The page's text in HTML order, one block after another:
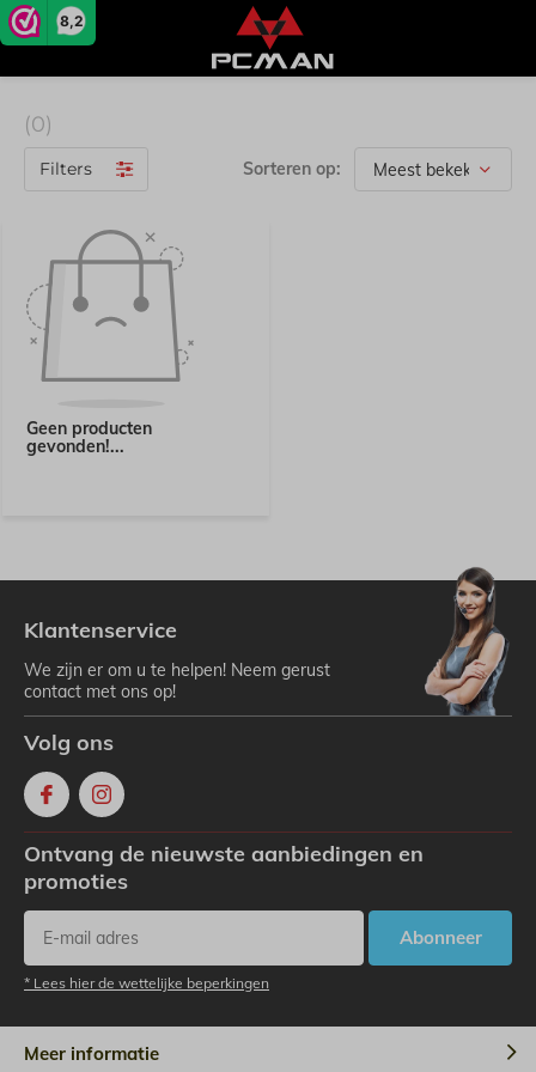
8,2
(0)
Filters Sorteren op:
Geen producten
gevonden!...
Klantenservice
We zijn er om u te helpen! Neem gerust
contact met ons op!
Volg ons
Ontvang de nieuwste aanbiedingen en
promoties
Abonneer
* Lees hier de wettelijke beperkingen
Meer informatie